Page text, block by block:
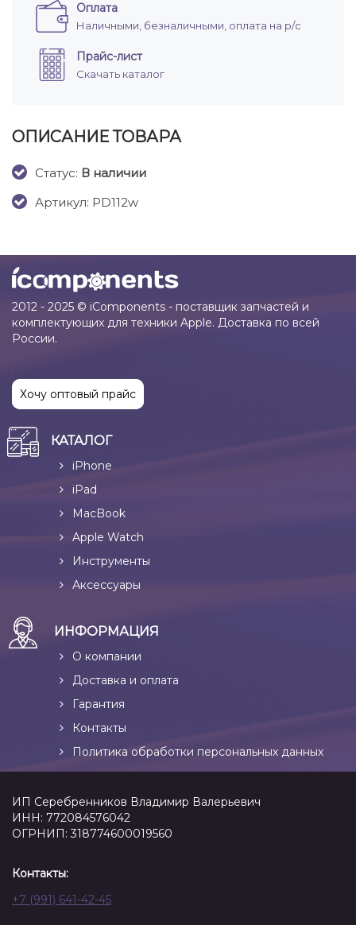
Оплата
Наличными, безналичными, оплата на р/с
Прайс-лист
Скачать каталог
ОПИСАНИЕ ТОВАРА
Cтатус: В наличии
Артикул: PD112w
2012 - 2025 © iComponents - поставщик запчастей и
комплектующих для техники Apple. Доставка по всей
России.
Хочу оптовый прайс
КАТАЛОГ
iPhone
iPad
MacBook
Apple Watch
Инструменты
Аксессуары
ИНФОРМАЦИЯ
О компании
Доставка и оплата
Гарантия
Контакты
Политика обработки персональных данных
ИП Серебренников Владимир Валерьевич
ИНН: 772084576042
ОГРНИП: 318774600019560
Контакты:
+7 (991) 641-42-45